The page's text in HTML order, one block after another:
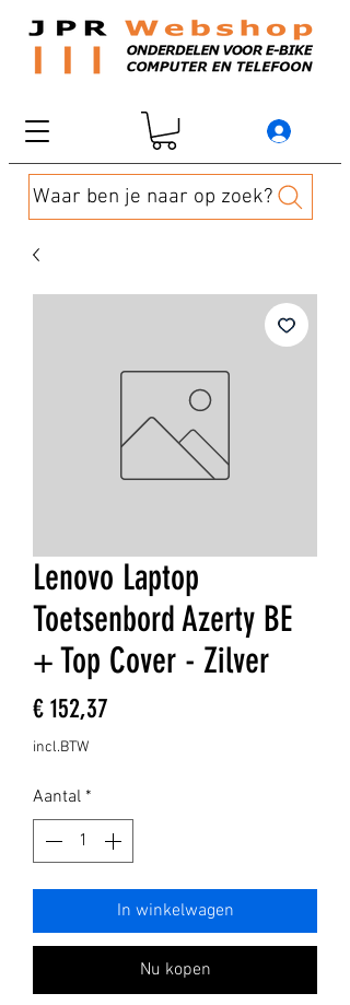
Waar ben je naar op zoek?
Lenovo Laptop
Toetsenbord Azerty BE
+ Top Cover - Zilver
€ 152,37
incl.BTW
Aantal *
In winkelwagen
Nu kopen